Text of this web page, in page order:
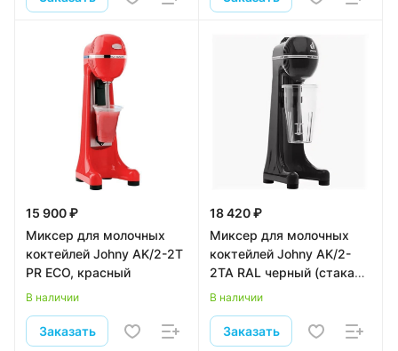
15 900 ₽
Миксер для молочных
коктейлей Johny AK/2-2T
PR ECO, красный
В наличии
Заказать
18 420 ₽
Миксер для молочных
коктейлей Johny AK/2-
2TA RAL черный (стакан/
венчик нерж)
В наличии
Заказать